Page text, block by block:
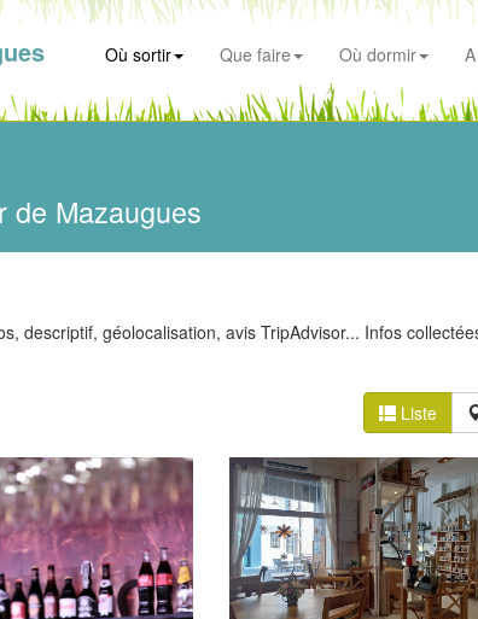
Où sortir Que faire Où dormir
de Mazaugues
descriptif, géolocalisation, avis TripAdvisor... Infos
Liste